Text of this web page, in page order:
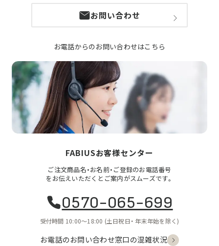
お問い合わせ
お電話からのお問い合わせはこちら
FABIUSお客様センター
ご注文商品名・お名前・ご登録のお電話番号
をお伝えいただくとご案内がスムーズです。
0570-065-699
受付時間 10:00〜18:00 (土日祝日・ 年末年始を除く)
お電話のお問い合わせ窓口の混雑状況